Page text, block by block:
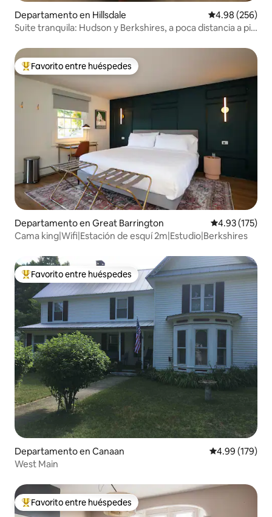
Departamento en Hillsdale Calificación
4.98 (256)
Suite tranquila: Hudson y Berkshires, a poca distancia a pie
De los mejores en Favorito entre huéspedes
Favorito entre huéspedes
Departamento en Great Barrington Calificación
4.93 (175)
Cama king|Wifi|Estación de esquí 2m|Estudio|Berkshires
De los mejores en Favorito entre huéspedes
Favorito entre huéspedes
Departamento en Canaan Calificación
4.99 (179)
West Main
De los mejores en Favorito entre huéspedes
Favorito entre huéspedes